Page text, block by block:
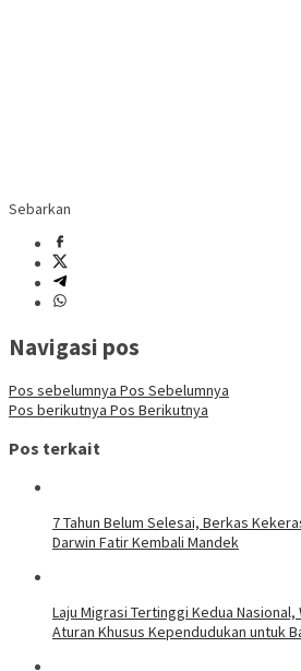
Sebarkan
Navigasi pos
Pos sebelumnya Pos Sebelumnya
Pos berikutnya Pos Berikutnya
Pos terkait
7 Tahun Belum Selesai, Berkas
Darwin Fatir Kembali Mandek
Laju Migrasi Tertinggi Kedua Nasional,
Aturan Khusus Kependudukan untuk